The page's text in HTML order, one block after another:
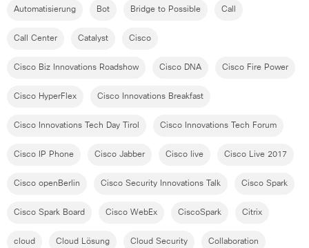
Automatisierung Bot Bridge to Possible Call
Call Center Catalyst Cisco
Cisco Biz Innovations Roadshow Cisco DNA Cisco Fire Power
Cisco HyperFlex Cisco Innovations Breakfast
Cisco Innovations Tech Day Tirol Cisco Innovations Tech Forum
Cisco IP Phone Cisco Jabber Cisco live Cisco Live 2017
Cisco openBerlin Cisco Security Innovations Talk Cisco Spark
Cisco Spark Board Cisco WebEx CiscoSpark Citrix
cloud Cloud Lösung Cloud Security Collaboration